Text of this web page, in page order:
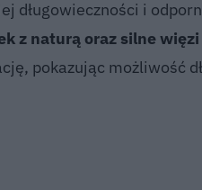
długowieczności i
z naturą oraz silne
pokazując możliwość